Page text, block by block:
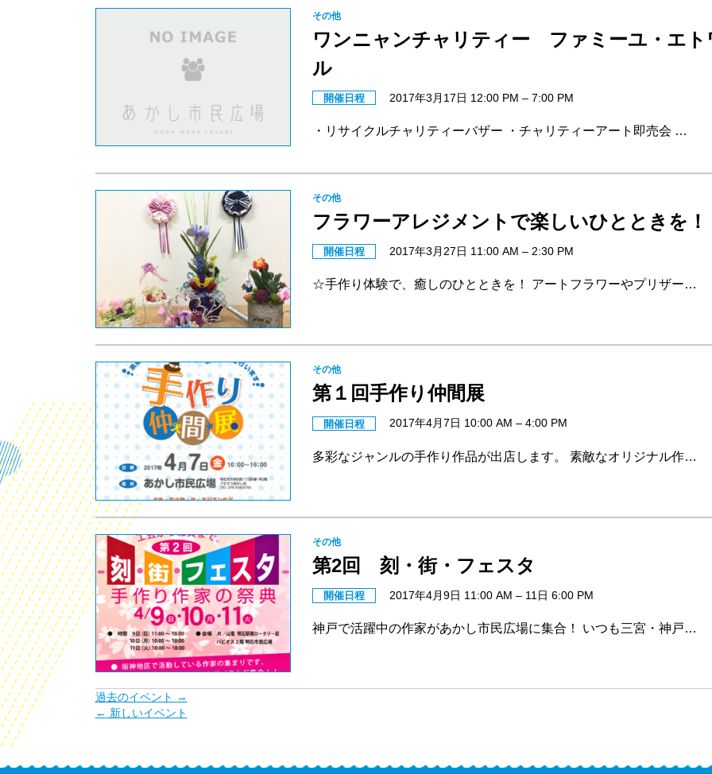
その他
ワンニャンチャリティー ファミーユ・エト
ル
開催日程 2017年3月17日 12:00 PM – 7:00 PM
・リサイクルチャリティーバザー ・チャリティーアート即売会 …
その他
フラワーアレジメントで楽しいひとときを！
開催日程 2017年3月27日 11:00 AM – 2:30 PM
☆手作り体験で、癒しのひとときを！ アートフラワーやプリザー…
その他
第１回手作り仲間展
開催日程 2017年4月7日 10:00 AM – 4:00 PM
多彩なジャンルの手作り作品が出店します。 素敵なオリジナル作…
その他
第2回 刻・街・フェスタ
開催日程 2017年4月9日 11:00 AM – 11日 6:00 PM
神戸で活躍中の作家があかし市民広場に集合！ いつも三宮・神戸…
過去のイベント →
← 新しいイベント